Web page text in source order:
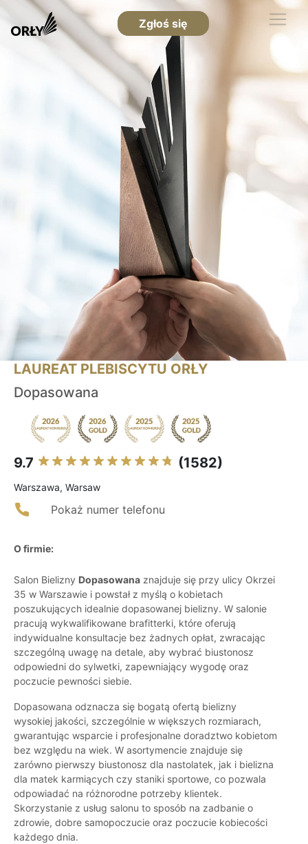
Zgłoś się
LAUREAT PLEBISCYTU ORŁY
Dopasowana
9.7 (1582)
Warszawa, Warsaw
Pokaż numer telefonu
O firmie:
Salon Bielizny Dopasowana znajduje się przy ulicy Okrzei
35 w Warszawie i powstał z myślą o kobietach
poszukujących idealnie dopasowanej bielizny. W salonie
pracują wykwalifikowane brafitterki, które oferują
indywidualne konsultacje bez żadnych opłat, zwracając
szczególną uwagę na detale, aby wybrać biustonosz
odpowiedni do sylwetki, zapewniający wygodę oraz
poczucie pewności siebie.
Dopasowana odznacza się bogatą ofertą bielizny
wysokiej jakości, szczególnie w większych rozmiarach,
gwarantując wsparcie i profesjonalne doradztwo kobietom
bez względu na wiek. W asortymencie znajduje się
zarówno pierwszy biustonosz dla nastolatek, jak i bielizna
dla matek karmiących czy staniki sportowe, co pozwala
odpowiadać na różnorodne potrzeby klientek.
Skorzystanie z usług salonu to sposób na zadbanie o
zdrowie, dobre samopoczucie oraz poczucie kobiecości
każdego dnia.